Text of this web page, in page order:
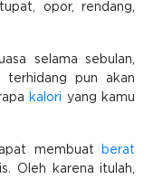
opor, rendang,
selama sebulan,
terhidang pun akan
kalori yang kamu
membuat
berat
Oleh karena itulah,